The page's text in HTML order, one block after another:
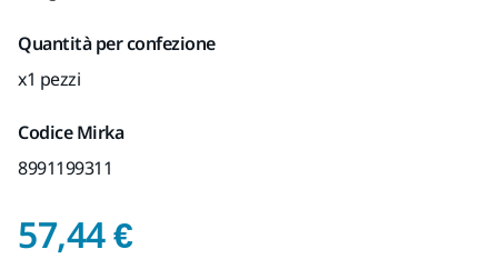
Quantità per confezione
x1 pezzi
Codice Mirka
8991199311
57,44 €Prezzo con IVA 22%